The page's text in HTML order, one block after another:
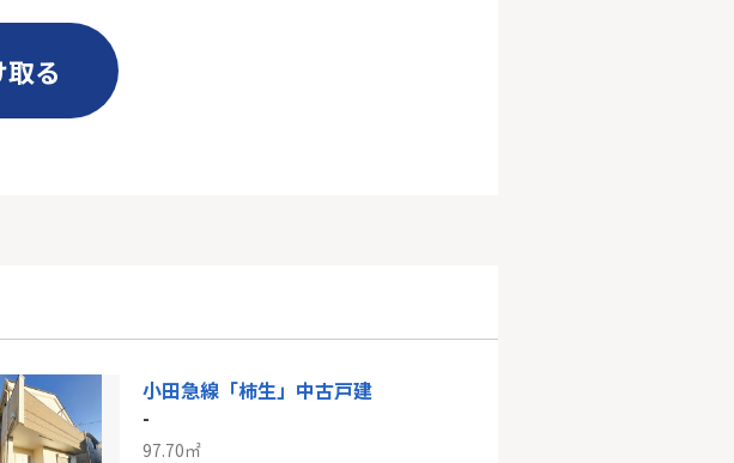
る
小田急線「柿生」中古戸建
-
97.70㎡